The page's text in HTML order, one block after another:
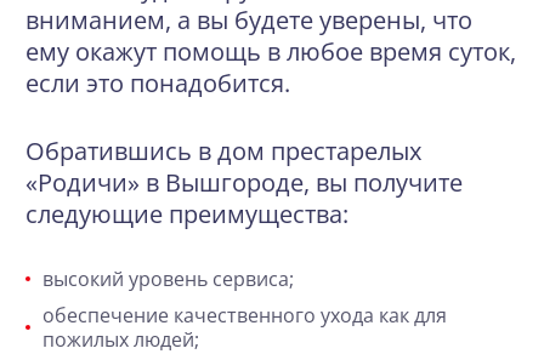
вниманием, а вы будете уверены, что
ему окажут помощь в любое время суток,
если это понадобится.
Обратившись в дом престарелых
«Родичи» в Вышгороде, вы получите
следующие преимущества:
высокий уровень сервиса;
обеспечение качественного ухода как для
пожилых людей;